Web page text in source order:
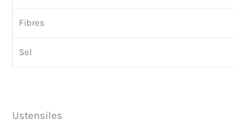
Fibres
Sel
Ustensiles